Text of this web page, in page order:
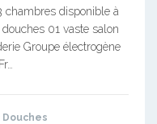
chambres disponible à
01 vaste salon
Groupe électrogène
Douches